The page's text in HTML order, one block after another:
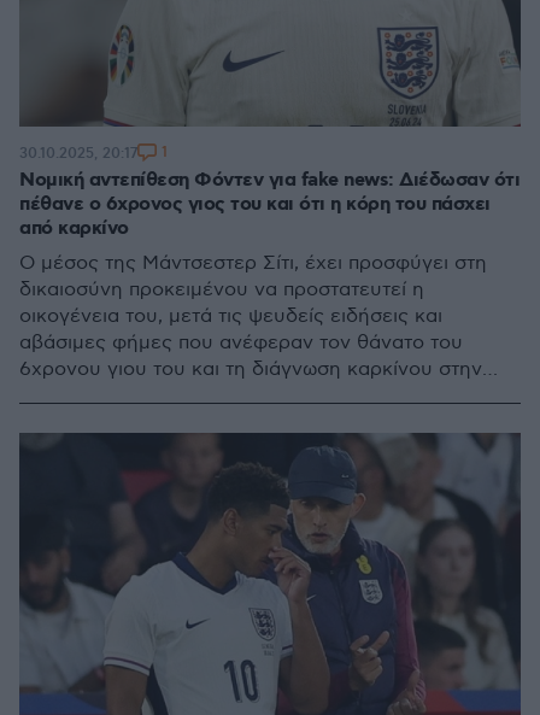
Νομική αντεπίθεση Φόντεν για fake news: Διέδωσαν ότι
πέθανε ο 6χρονος γιος του και ότι η κόρη του πάσχει
από καρκίνο
Ο μέσος της Μάντσεστερ Σίτι, έχει προσφύγει στη
δικαιοσύνη προκειμένου να προστατευτεί η
οικογένεια του, μετά τις ψευδείς ειδήσεις και
αβάσιμες φήμες που ανέφεραν τον θάνατο του
6χρονου γιου του και τη διάγνωση καρκίνου στην
30.10.2025, 20:17 1